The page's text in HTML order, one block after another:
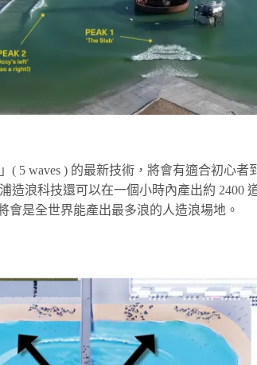
( 5 waves ) 的最新技術，將會有適合初心
造浪科技還可以在一個小時內產出約 2400
會是全世界能產出最多浪的人造浪場地。